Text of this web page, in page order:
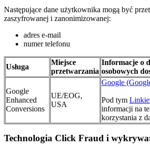
Następujące dane użytkownika mogą być
zaszyfrowanej i zanonimizowanej:
adres e-mail
numer telefonu
Usługa
Miejsce
przetwarzania
Informacje o
osobowych
Google
Enhanced
Conversions
UE/EOG,
USA
Google
Pod tym
informacji na
korzystania z
Technologia Click Fraud i